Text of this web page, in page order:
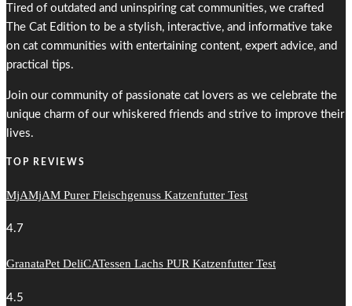
Tired of outdated and uninspiring cat communities, we crafted
The Cat Edition to be a stylish, interactive, and informative take
on cat communities with entertaining content, expert advice, and
practical tips.
Join our community of passionate cat lovers as we celebrate the
unique charm of our whiskered friends and strive to improve their
lives.
TOP REVIEWS
MjAMjAM Purer Fleischgenuss Katzenfutter Test
4.7
GranataPet DeliCATessen Lachs PUR Katzenfutter Test
4.5